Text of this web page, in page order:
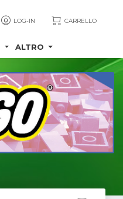
LOG-IN CARRELLO
ALTRO